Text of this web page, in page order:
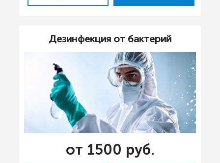
Дезинфекция от бактерий
от 1500 руб.